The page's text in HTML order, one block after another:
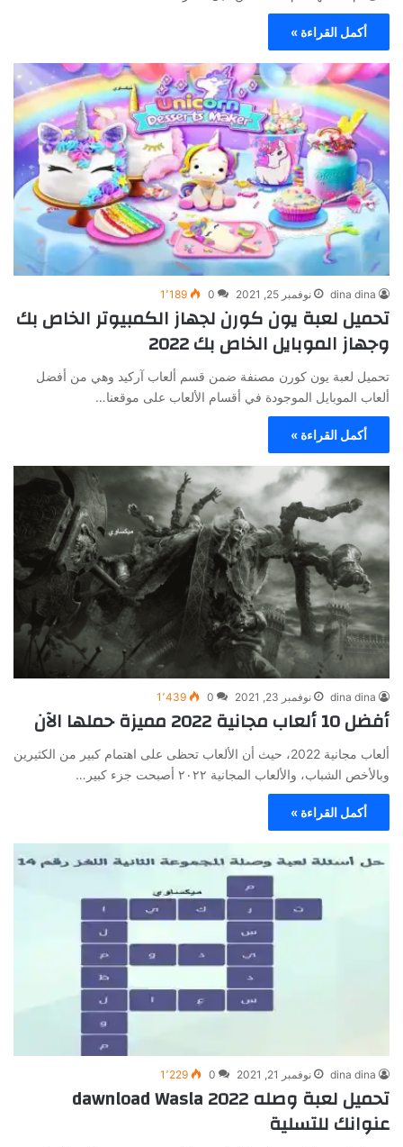
أكمل القراءة »
dina dina نوفمبر 25, 2021 0 1٬189
تحميل لعبة يون كورن لجهاز الكمبيوتر الخاص بك
وجهاز الموبايل الخاص بك 2022
تحميل لعبة يون كورن مصنفة ضمن قسم ألعاب آركيد وهي من أفضل
ألعاب الموبايل الموجودة في أقسام الألعاب على موقعنا…
أكمل القراءة »
dina dina نوفمبر 23, 2021 0 1٬439
أفضل 10 ألعاب مجانية 2022 مميزة حملها الآن
ألعاب مجانية 2022، حيث أن الألعاب تحظى على اهتمام كبير من الكثيرين
وبالأخص الشباب، والألعاب المجانية ٢٠٢٢ أصبحت جزء كبير…
أكمل القراءة »
dina dina نوفمبر 21, 2021 0 1٬229
تحميل لعبة وصله 2022 dawnload Wasla
عنوانك للتسلية